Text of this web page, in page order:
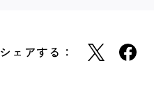
シェアする：